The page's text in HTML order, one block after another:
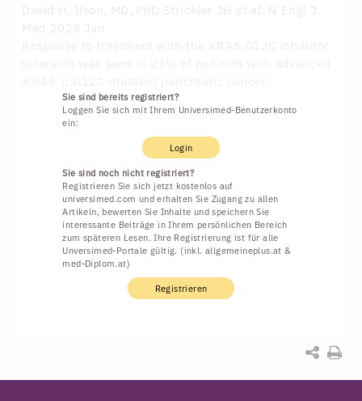
Sie sind bereits registriert?
Loggen Sie sich mit Ihrem Universimed-Benutzerkonto
ein:
Login
Sie sind noch nicht registriert?
Registrieren Sie sich jetzt kostenlos auf
universimed.com und erhalten Sie Zugang zu allen
Artikeln, bewerten Sie Inhalte und speichern Sie
interessante Beiträge in Ihrem persönlichen Bereich
zum späteren Lesen. Ihre Registrierung ist für alle
Unversimed-Portale gültig. (inkl. allgemeineplus.at &
med-Diplom.at)
Registrieren